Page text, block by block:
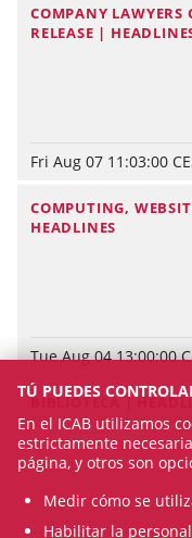
COMPANY LAWYERS
RELEASE |
Fri Aug 07 11:03:00
COMPUTING,
HEADLINES
Tue Aug 04 13:00:00
BIBLIOTECA |
TÚ PUEDES
En el ICAB utilizamos
estrictamente
página, y otros son
Medir cómo se
Habilitar la